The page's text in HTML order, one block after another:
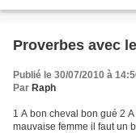
Proverbes avec
Publié le 30/07/2010 à
Par Raph
1 A bon cheval bon gué 2
mauvaise femme il faut un